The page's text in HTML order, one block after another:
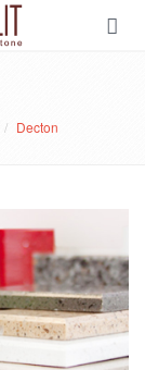
Меню
Decton